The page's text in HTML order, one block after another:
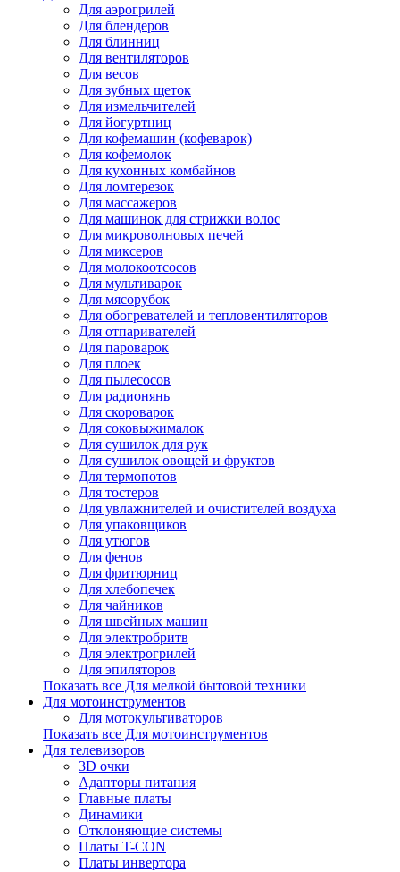
Для аэрогрилей
Для блендеров
Для блинниц
Для вентиляторов
Для весов
Для зубных щеток
Для измельчителей
Для йогуртниц
Для кофемашин (кофеварок)
Для кофемолок
Для кухонных комбайнов
Для ломтерезок
Для массажеров
Для машинок для стрижки волос
Для микроволновых печей
Для миксеров
Для молокоотсосов
Для мультиварок
Для мясорубок
Для обогревателей и тепловентиляторов
Для отпаривателей
Для пароварок
Для плоек
Для пылесосов
Для радионянь
Для скороварок
Для соковыжималок
Для сушилок для рук
Для сушилок овощей и фруктов
Для термопотов
Для тостеров
Для увлажнителей и очистителей воздуха
Для упаковщиков
Для утюгов
Для фенов
Для фритюрниц
Для хлебопечек
Для чайников
Для швейных машин
Для электробритв
Для электрогрилей
Для эпиляторов
Показать все Для мелкой бытовой техники
Для мотоинструментов
Для мотокультиваторов
Показать все Для мотоинструментов
Для телевизоров
3D очки
Адапторы питания
Главные платы
Динамики
Отклоняющие системы
Платы T-CON
Платы инвертора